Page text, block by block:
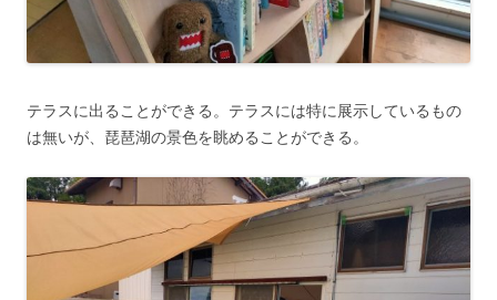
テラスに出ることができる。テラスには特に展示しているもの
は無いが、琵琶湖の景色を眺めることができる。